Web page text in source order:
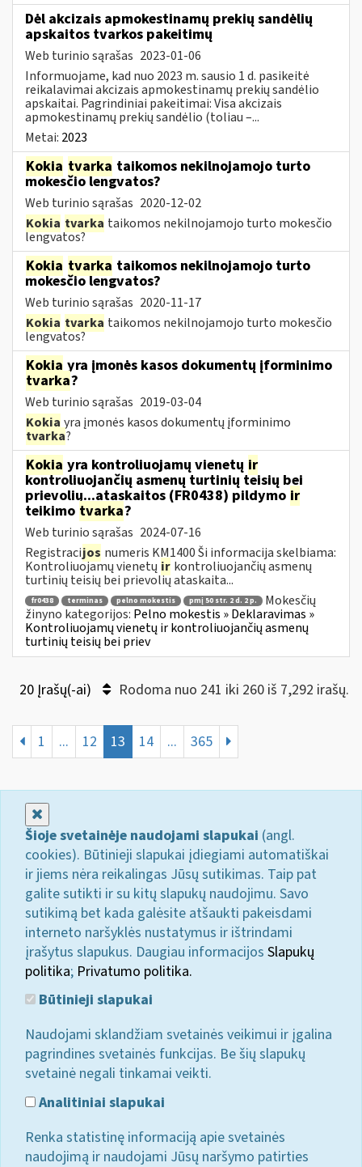
Dėl akcizais apmokestinamų prekių sandėlių
apskaitos tvarkos pakeitimų
Web turinio sąrašas 2023-01-06
Informuojame, kad nuo 2023 m. sausio 1 d. pasikeitė
reikalavimai akcizais apmokestinamų prekių sandėlio
apskaitai. Pagrindiniai pakeitimai: Visa akcizais
apmokestinamų prekių sandėlio (toliau –...
Metai: 2023
Kokia tvarka taikomos nekilnojamojo turto
mokesčio lengvatos?
Web turinio sąrašas 2020-12-02
Kokia tvarka taikomos nekilnojamojo turto mokesčio
lengvatos?
Kokia tvarka taikomos nekilnojamojo turto
mokesčio lengvatos?
Web turinio sąrašas 2020-11-17
Kokia tvarka taikomos nekilnojamojo turto mokesčio
lengvatos?
Kokia yra įmonės kasos dokumentų įforminimo
tvarka?
Web turinio sąrašas 2019-03-04
Kokia yra įmonės kasos dokumentų įforminimo
tvarka?
Kokia yra kontroliuojamų vienetų ir
kontroliuojančių asmenų turtinių teisių bei
prievolių...ataskaitos (FR0438) pildymo ir
teikimo tvarka?
Web turinio sąrašas 2024-07-16
Registracijos numeris KM1400 Ši informacija skelbiama:
Kontroliuojamų vienetų ir kontroliuojančių asmenų
turtinių teisių bei prievolių ataskaita...
fr0438 terminas pelno mokestis pmį 50 str. 2 d. 2 p.
Mokesčių
žinyno kategorijos: Pelno mokestis » Deklaravimas »
Kontroliuojamų vienetų ir kontroliuojančių asmenų
turtinių teisių bei priev
20 Įrašų(-ai) Rodoma nuo 241 iki 260 iš 7,292 irašų.
1 ... 12 13 14 ... 365
Šioje svetainėje naudojami slapukai (angl.
cookies). Būtinieji slapukai įdiegiami automatiškai
ir jiems nėra reikalingas Jūsų sutikimas. Taip pat
galite sutikti ir su kitų slapukų naudojimu. Savo
sutikimą bet kada galėsite atšaukti pakeisdami
interneto naršyklės nustatymus ir ištrindami
įrašytus slapukus. Daugiau informacijos Slapukų
politika; Privatumo politika.
Būtinieji slapukai
Naudojami sklandžiam svetainės veikimui ir įgalina
pagrindines svetainės funkcijas. Be šių slapukų
svetainė negali tinkamai veikti.
Analitiniai slapukai
Renka statistinę informaciją apie svetainės
naudojimą ir naudojami Jūsų naršymo patirties